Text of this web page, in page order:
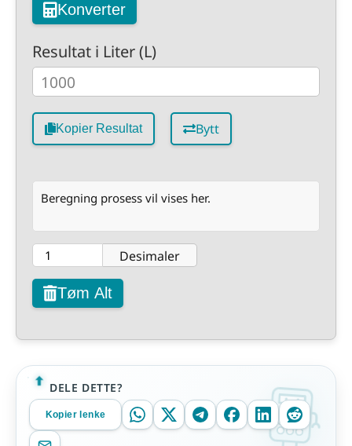
Konverter
Resultat i Liter (L)
Kopier Resultat Bytt
Beregning prosess vil vises her.
Desimaler
Tøm Alt
DELE DETTE?
Kopier lenke